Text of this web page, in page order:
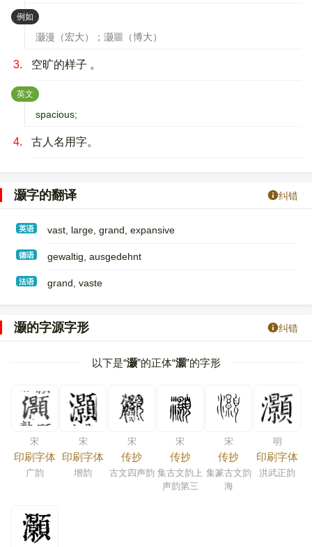
例如 ：
灏漫（宏大）；灏噩（博大）
3. 空旷的样子 。
英文 ：
spacious;
4. 古人名用字。
灏字的翻译 纠错
英语 vast, large, grand, expansive
德语 gewaltig, ausgedehnt
法语 grand, vaste
灏的字源字形 纠错
以下是“灏”的正体“灝”的字形
宋
印刷字体
广韵
宋
印刷字体
增韵
宋
传抄
古文四声韵
宋
传抄
集古文韵上
声韵第三
宋
传抄
集篆古文韵
海
明
印刷字体
洪武正韵